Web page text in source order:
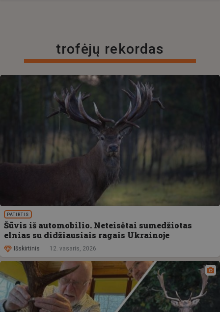
trofėjų rekordas
PATIRTIS
Šūvis iš automobilio. Neteisėtai sumedžiotas
elnias su didžiausiais ragais Ukrainoje
Išskirtinis 12. vasaris, 2026